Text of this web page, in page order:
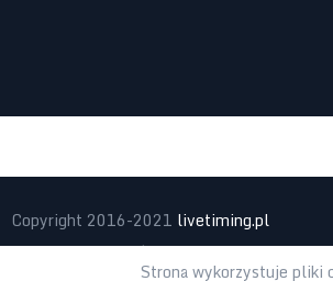
Strona wykorzystuje pliki
Copyright 2016-2021 livetiming.pl
Projekt:noxx.pl | Realizacja:lab42.pl